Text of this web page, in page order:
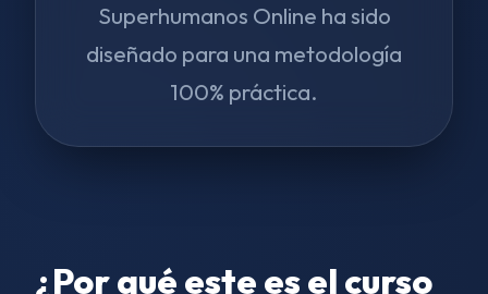
Superhumanos Online ha sido
diseñado para una metodología
100% práctica.
¿Por qué este es el curso